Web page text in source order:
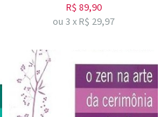
R$ 89,90
ou 3 x R$ 29,97